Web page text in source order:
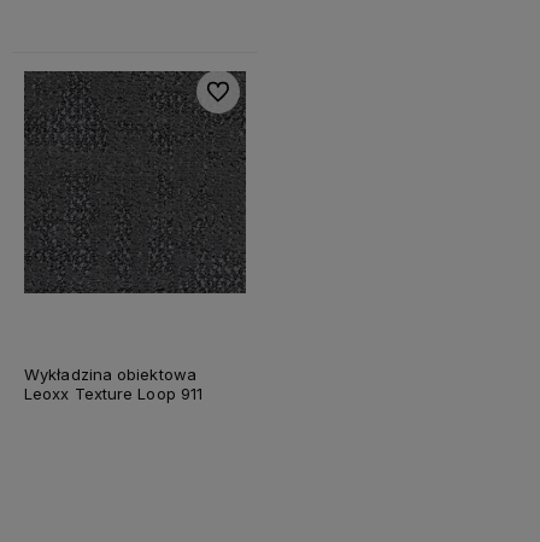
Wykładzina obiektowa
Leoxx Texture Loop 911
Do ulubionych